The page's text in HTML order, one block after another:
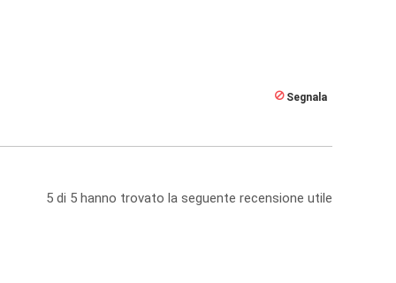
Segnala
5 di 5 hanno trovato la seguente recensione utile